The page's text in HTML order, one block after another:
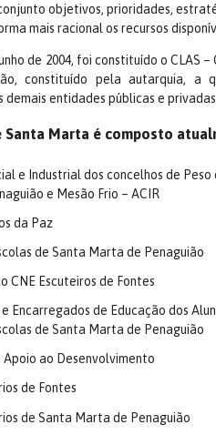
objetivos, prioridades,
mais racional os recursos
de 2004, foi constituído o CLAS
constituído pela autarquia, a
demais entidades públicas e
Santa Marta é composto
e Industrial dos concelhos de Peso
e Mesão Frio – ACIR
da Paz
de Santa Marta de Penaguião
CNE Escuteiros de Fontes
Encarregados de Educação dos
de Santa Marta de Penaguião
Apoio ao Desenvolvimento
de Fontes
de Santa Marta de Penaguião